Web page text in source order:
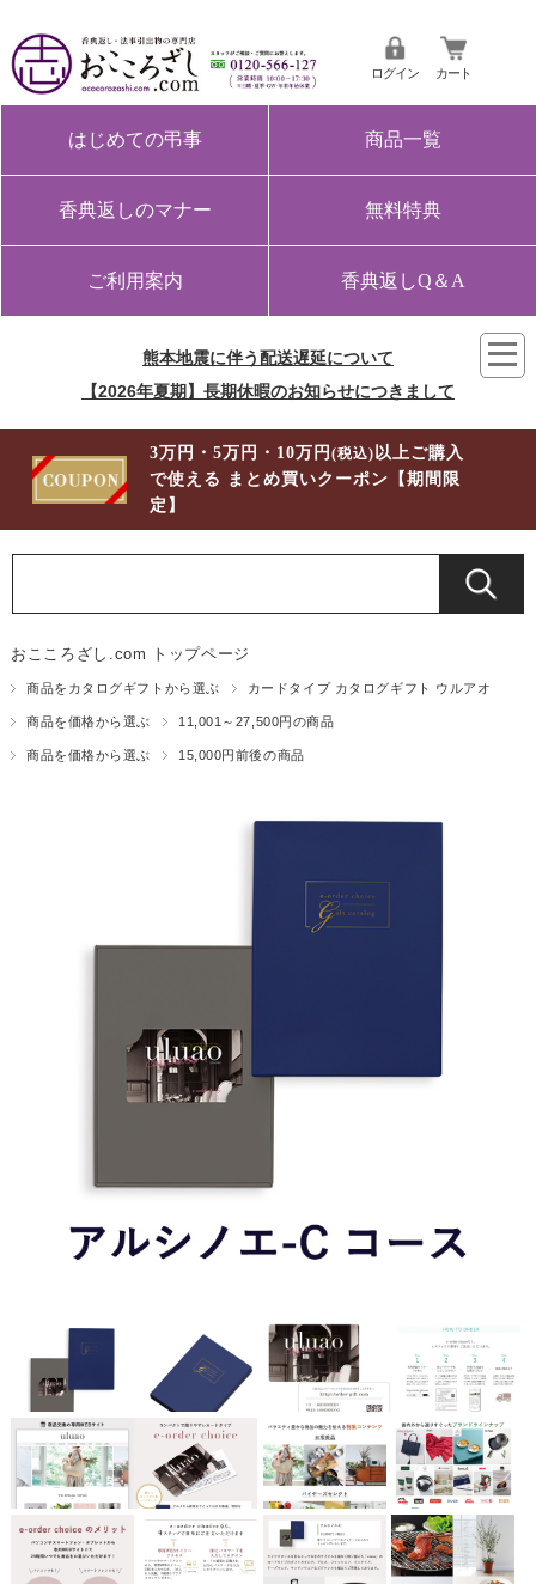
ログイン カート
はじめての弔事 商品一覧
香典返しのマナー 無料特典
ご利用案内 香典返しQ＆A
熊本地震に伴う配送遅延について
【2026年夏期】長期休暇のお知らせにつきまして
3万円・5万円・10万円(税込) 以上ご購入
で使える まとめ買いクーポン【期間限
定】
おこころざし.com トップページ
商品をカタログギフトから選ぶ カードタイプ カタログギフト ウルアオ
商品を価格から選ぶ 11,001～27,500円の商品
商品を価格から選ぶ 15,000円前後の商品